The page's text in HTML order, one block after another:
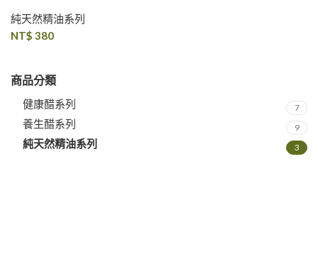
商品分類
健康醋系列 7
養生醋系列 9
純天然精油系列 3
純天然精油系列
NT$ 380